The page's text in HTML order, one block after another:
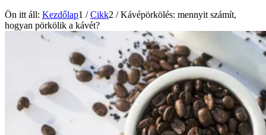
Ön itt áll: Kezdőlap1 / Cikk2 / Kávépörkölés: mennyit számít,
hogyan pörkölik a kávét?